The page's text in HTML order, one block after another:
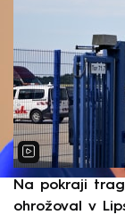
Na pokraji
ohrožoval v